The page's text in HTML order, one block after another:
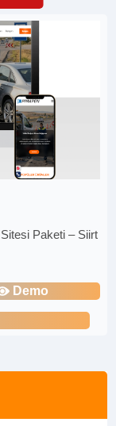
Paketi – Siirt
Demo